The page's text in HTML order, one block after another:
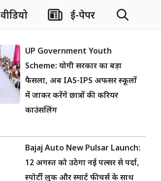
वीडियो ई-पेपर
UP Government Youth
Scheme: योगी सरकार का बड़ा
फैसला, अब IAS-IPS अफसर स्कूलों
में जाकर करेंगे छात्रों की करियर
काउंसलिंग
Bajaj Auto New Pulsar Launch:
12 अगस्त को उठेगा नई पल्सर से पर्दा,
स्पोर्टी लुक और स्मार्ट फीचर्स के साथ